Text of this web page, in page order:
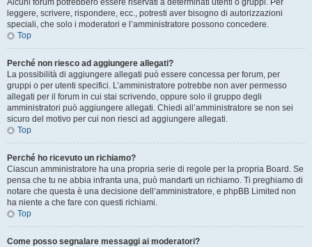
Alcuni forum potrebbero essere riservati a determinati utenti o gruppi. Per
leggere, scrivere, rispondere, ecc., potresti aver bisogno di autorizzazioni
speciali, che solo i moderatori e l’amministratore possono concedere.
Top
Perché non riesco ad aggiungere allegati?
La possibilità di aggiungere allegati può essere concessa per forum, per
gruppi o per utenti specifici. L’amministratore potrebbe non aver permesso
allegati per il forum in cui stai scrivendo, oppure solo il gruppo degli
amministratori può aggiungere allegati. Chiedi all’amministratore se non sei
sicuro del motivo per cui non riesci ad aggiungere allegati.
Top
Perché ho ricevuto un richiamo?
Ciascun amministratore ha una propria serie di regole per la propria Board. Se
pensa che tu ne abbia infranta una, può mandarti un richiamo. Ti preghiamo di
notare che questa è una decisione dell’amministratore, e phpBB Limited non
ha niente a che fare con questi richiami.
Top
Come posso segnalare messaggi ai moderatori?